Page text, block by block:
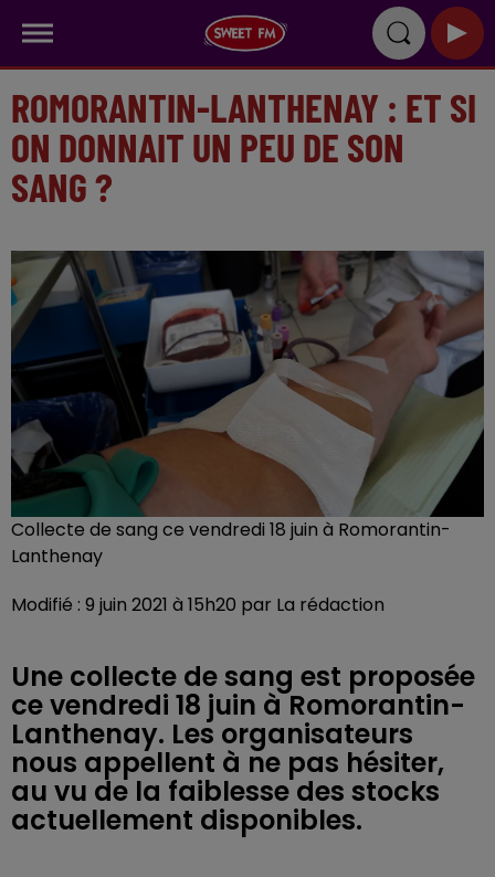
ROMORANTIN-LANTHENAY : ET SI
ON DONNAIT UN PEU DE SON
SANG ?
Collecte de sang ce vendredi 18 juin à Romorantin-
Lanthenay
Modifié : 9 juin 2021 à 15h20 par La rédaction
Une collecte de sang est proposée
ce vendredi 18 juin à Romorantin-
Lanthenay. Les organisateurs
nous appellent à ne pas hésiter,
au vu de la faiblesse des stocks
actuellement disponibles.